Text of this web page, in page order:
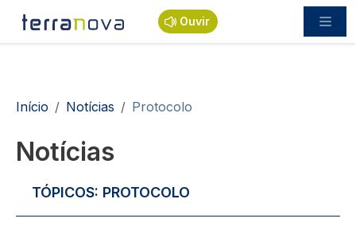
Passar para o conteúdo principal
Ouvir
Navegação estrutural
Início Notícias Protocolo
Notícias
TÓPICOS: PROTOCOLO